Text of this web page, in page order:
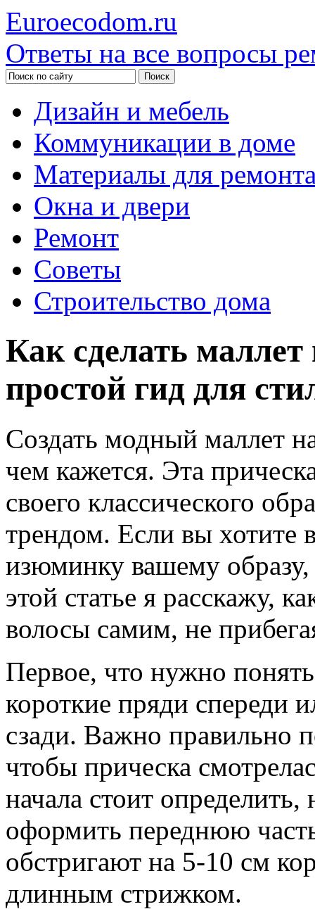
Euroecodom.ru
Ответы на все вопросы
Дизайн и мебель
Коммуникации в доме
Материалы для
Окна и двери
Ремонт
Советы
Строительство дома
Как сделать
простой гид для
Создать модный маллет
чем кажется. Эта
своего классического
трендом. Если вы хотите
изюминку вашему
этой статье я расскажу,
волосы самим, не
Первое, что нужно
короткие пряди спереди
сзади. Важно правильно
чтобы прическа
начала стоит определить,
оформить переднюю
обстригают на 5-10 см
длинным стрижком.